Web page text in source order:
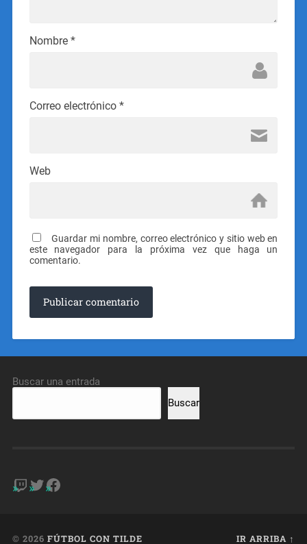
Nombre *
Correo electrónico *
Web
Guardar mi nombre, correo electrónico y sitio web en
este navegador para la próxima vez que haga un
comentario.
Buscar una entrada
Buscar
© 2026 FÚTBOL CON TILDE IR ARRIBA ↑